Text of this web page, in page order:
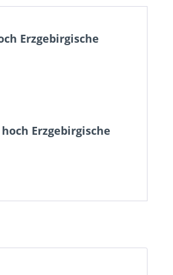
Erzgebirgische
Erzgebirgische